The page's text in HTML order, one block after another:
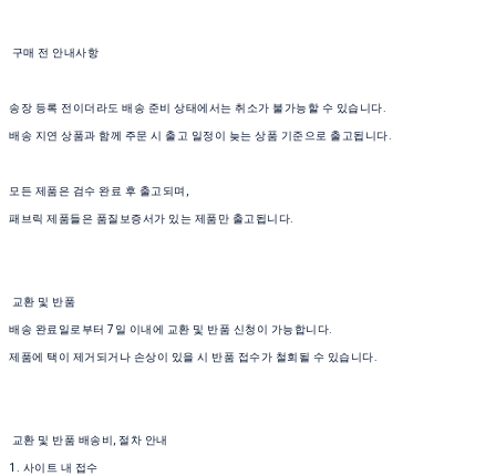
구매 전 안내사항
송장 등록 전이더라도 배송 준비 상태에서는 취소가 불가능할 수 있습니다.
배송 지연 상품과 함께 주문 시 출고 일정이 늦는 상품 기준으로 출고됩니다.
모든 제품은 검수 완료 후 출고되며,
패브릭 제품들은 품질보증서가 있는 제품만 출고됩니다.
교환 및 반품
배송 완료일로부터 7일 이내에 교환 및 반품 신청이 가능합니다.
제품에 택이 제거되거나 손상이 있을 시 반품 접수가 철회될 수 있습니다.
교환 및 반품 배송비, 절차 안내
1. 사이트 내 접수